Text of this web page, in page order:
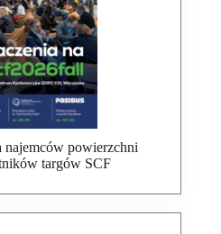
najemców powierzchni
targów SCF